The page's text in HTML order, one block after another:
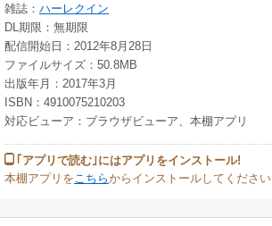
雑誌： ハーレクイン
DL期限：無期限
配信開始日：2012年8月28日
ファイルサイズ：50.8MB
出版年月：2017年3月
ISBN：4910075210203
対応ビューア：ブラウザビューア、本棚アプリ
｢アプリで読む｣にはアプリをインストール!
本棚アプリを こちらからインストールしてください